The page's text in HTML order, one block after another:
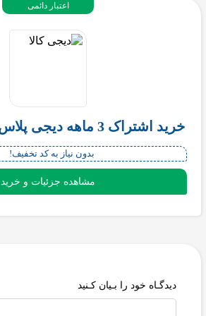
خرید اشتراک 3 ماهه دیجی پلاس با 42% تخفیف
بدون نیاز به کد تخفیف!
مشاهده جزئیات و خرید
اعتبار دائمی
دیدگـاه خود را بـیان کـنید